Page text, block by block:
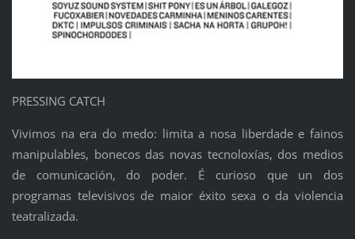
PRESSING CATCH
Vivimos na era do medo: limita a nosa liberdade e fainos
manipulables, bonecos das novas tecnoloxías, dos medios
de comunicación, do poder. É curioso que un dos
programas televisivos de maior éxito sexa o da violencia
teatralizada.